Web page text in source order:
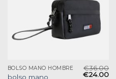
BOLSO MANO HOMBRE
bolso mano
€36.00
€24.00